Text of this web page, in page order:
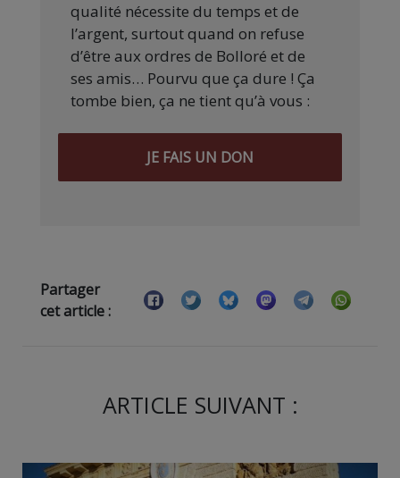
qualité nécessite du temps et de
l’argent, surtout quand on refuse
d’être aux ordres de Bolloré et de
ses amis… Pourvu que ça dure ! Ça
tombe bien, ça ne tient qu’à vous :
JE FAIS UN DON
Partager
cet article :
ARTICLE SUIVANT :